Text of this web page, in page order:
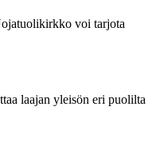
voi tarjota
laajan yleisön eri puolilta